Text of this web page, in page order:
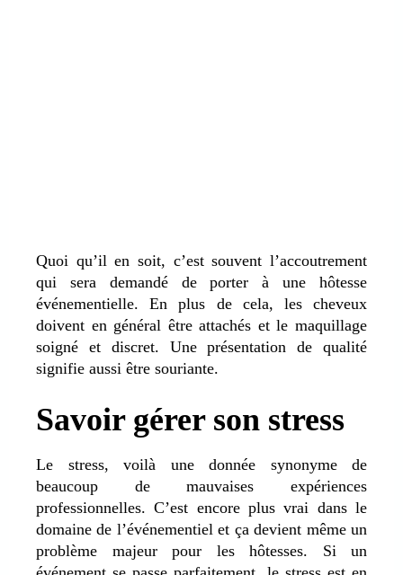
Quoi qu’il en soit, c’est souvent l’accoutrement
qui sera demandé de porter à une hôtesse
événementielle. En plus de cela, les cheveux
doivent en général être attachés et le maquillage
soigné et discret. Une présentation de qualité
signifie aussi être souriante.
Savoir gérer son stress
Le stress, voilà une donnée synonyme de
beaucoup de mauvaises expériences
professionnelles. C’est encore plus vrai dans le
domaine de l’événementiel et ça devient même un
problème majeur pour les hôtesses. Si un